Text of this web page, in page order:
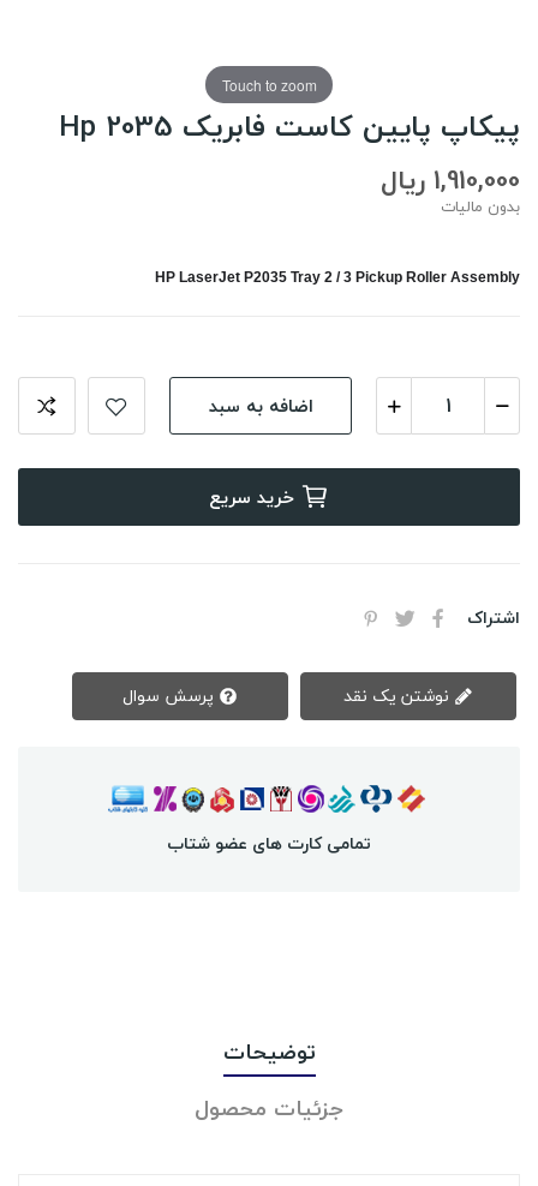
Touch to zoom
پیکاپ پایین کاست فابریک Hp 2035
1,910,000 ریال
بدون مالیات
HP LaserJet P2035 Tray 2 / 3 Pickup Roller Assembly
اضافه به سبد
خرید سریع
اشتراک
تمامی کارت های عضو شتاب
توضیحات
جزئیات محصول